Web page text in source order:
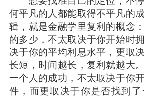
何平凡的人都能取得不平凡的
辑，就是金融学里复利的概念
的多少，不太取决于你开始时
决于你的平均利息水平，更取
长短，时间越长，复利就
一个人的成功，不太取决于你
件，而更取决于你是否找到